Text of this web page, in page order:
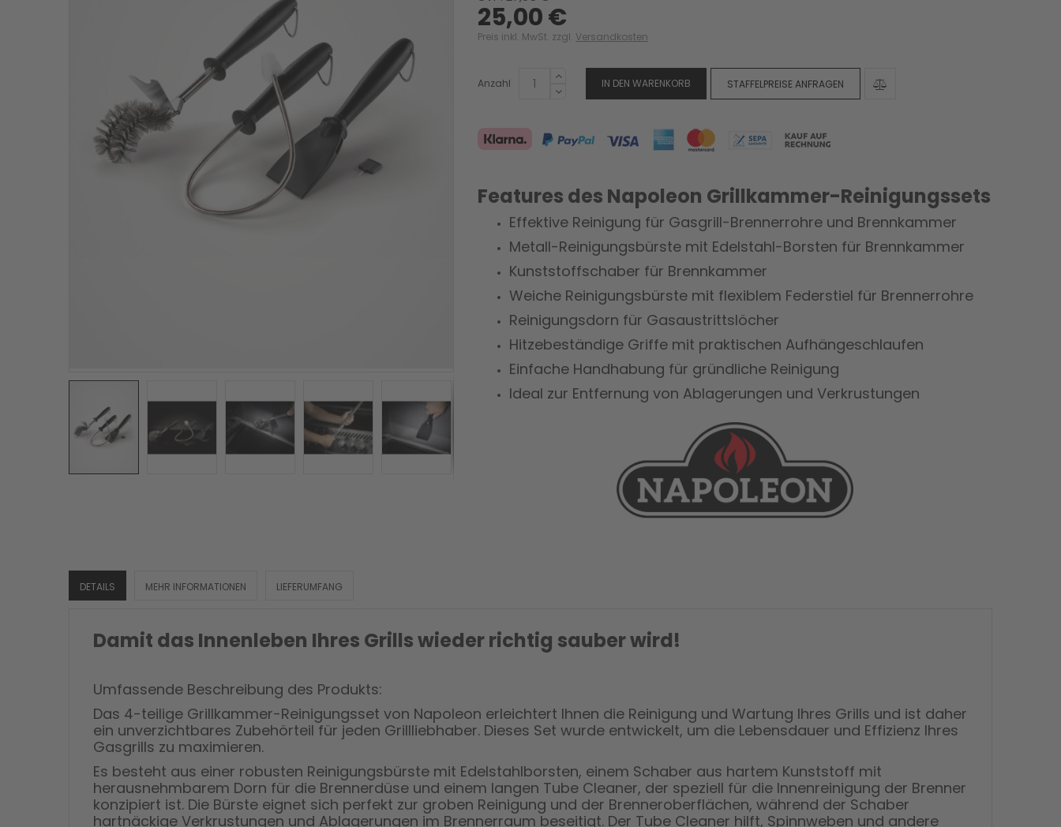
25,00 €
Preis inkl. MwSt. zzgl. Versandkosten
Anzahl IN DEN WARENKORB STAFFELPREISE ANFRAGEN
Features des Napoleon Grillkammer-Reinigungssets
Effektive Reinigung für Gasgrill-Brennerrohre und Brennkammer
Metall-Reinigungsbürste mit Edelstahl-Borsten für Brennkammer
Kunststoffschaber für Brennkammer
Weiche Reinigungsbürste mit flexiblem Federstiel für Brennerrohre
Reinigungsdorn für Gasaustrittslöcher
Hitzebeständige Griffe mit praktischen Aufhängeschlaufen
Einfache Handhabung für gründliche Reinigung
Ideal zur Entfernung von Ablagerungen und Verkrustungen
DETAILS MEHR INFORMATIONEN LIEFERUMFANG
Damit das Innenleben Ihres Grills wieder richtig sauber wird!
Umfassende Beschreibung des Produkts:
Das 4-teilige Grillkammer-Reinigungsset von Napoleon erleichtert Ihnen die Reinigung und Wartung Ihres Grills und ist daher
ein unverzichtbares Zubehörteil für jeden Grillliebhaber. Dieses Set wurde entwickelt, um die Lebensdauer und Effizienz Ihres
Gasgrills zu maximieren.
Es besteht aus einer robusten Reinigungsbürste mit Edelstahlborsten, einem Schaber aus hartem Kunststoff mit
herausnehmbarem Dorn für die Brennerdüse und einem langen Tube Cleaner, der speziell für die Innenreinigung der Brenner
konzipiert ist. Die Bürste eignet sich perfekt zur groben Reinigung und der Brenneroberflächen, während der Schaber
hartnäckige Verkrustungen und Ablagerungen im Brennerraum beseitigt. Der Tube Cleaner hilft, Spinnweben und andere